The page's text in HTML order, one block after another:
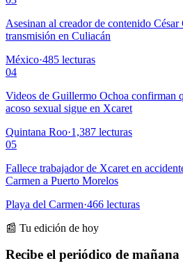
Asesinan al creador de contenido César
transmisión en Culiacán
México·485 lecturas
04
Videos de Guillermo Ochoa confirman
acoso sexual sigue en Xcaret
Quintana Roo·1,387 lecturas
05
Fallece trabajador de Xcaret en
Carmen a Puerto Morelos
Playa del Carmen·466 lecturas
📰 Tu edición de hoy
Recibe el periódico de